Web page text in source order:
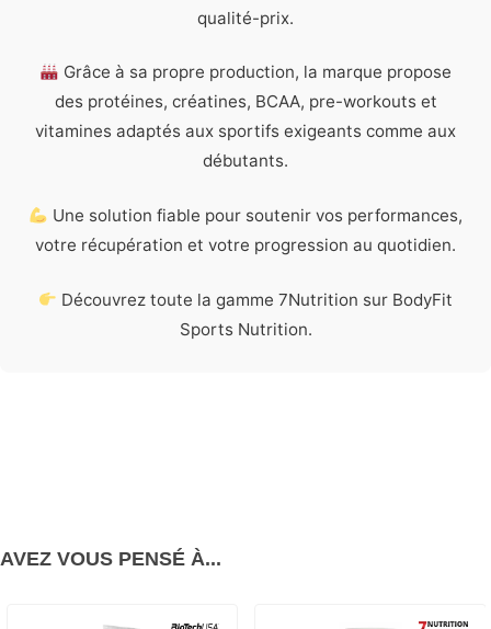
qualité-prix.
Grâce à sa propre production, la marque propose
des protéines, créatines, BCAA, pre-workouts et
vitamines adaptés aux sportifs exigeants comme aux
débutants.
Une solution fiable pour soutenir vos performances,
votre récupération et votre progression au quotidien.
Découvrez toute la gamme 7Nutrition sur BodyFit
Sports Nutrition.
AVEZ VOUS PENSÉ À...